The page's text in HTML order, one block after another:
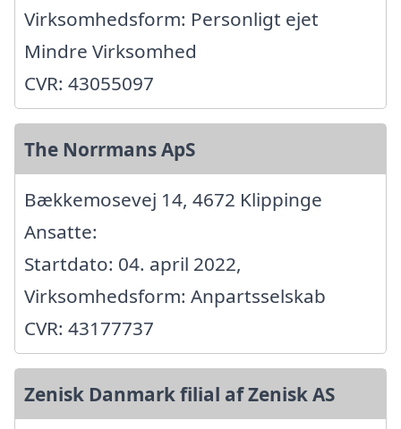
Virksomhedsform: Personligt ejet
Mindre Virksomhed
CVR: 43055097
The Norrmans ApS
Bækkemosevej 14, 4672 Klippinge
Ansatte:
Startdato: 04. april 2022,
Virksomhedsform: Anpartsselskab
CVR: 43177737
Zenisk Danmark filial af Zenisk AS